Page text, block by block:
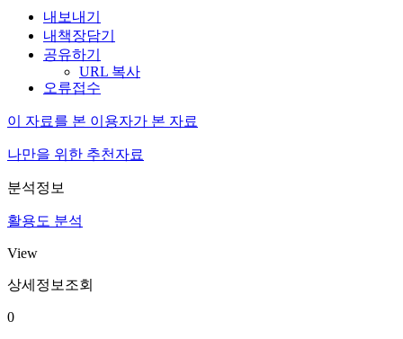
내보내기
내책장담기
공유하기
URL 복사
오류접수
이 자료를 본 이용자가 본 자료
나만을 위한 추천자료
분석정보
활용도 분석
View
상세정보조회
0